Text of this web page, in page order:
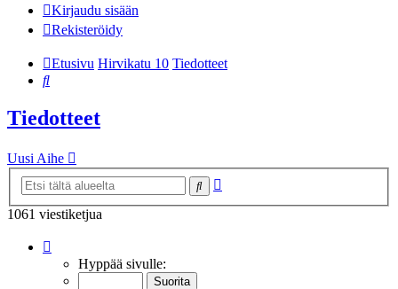
Kirjaudu sisään
Rekisteröidy
Etusivu Hirvikatu 10 Tiedotteet
Etsi
Tiedotteet
Uusi Aihe
Etsi
1061 viestiketjua
22 Hyppää sivulle: